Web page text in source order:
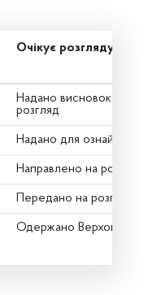
Очікує розгляду
Надано висновок
розгляд
Надано для
Направлено на розгляд
Передано на розгляд
Одержано Верховною